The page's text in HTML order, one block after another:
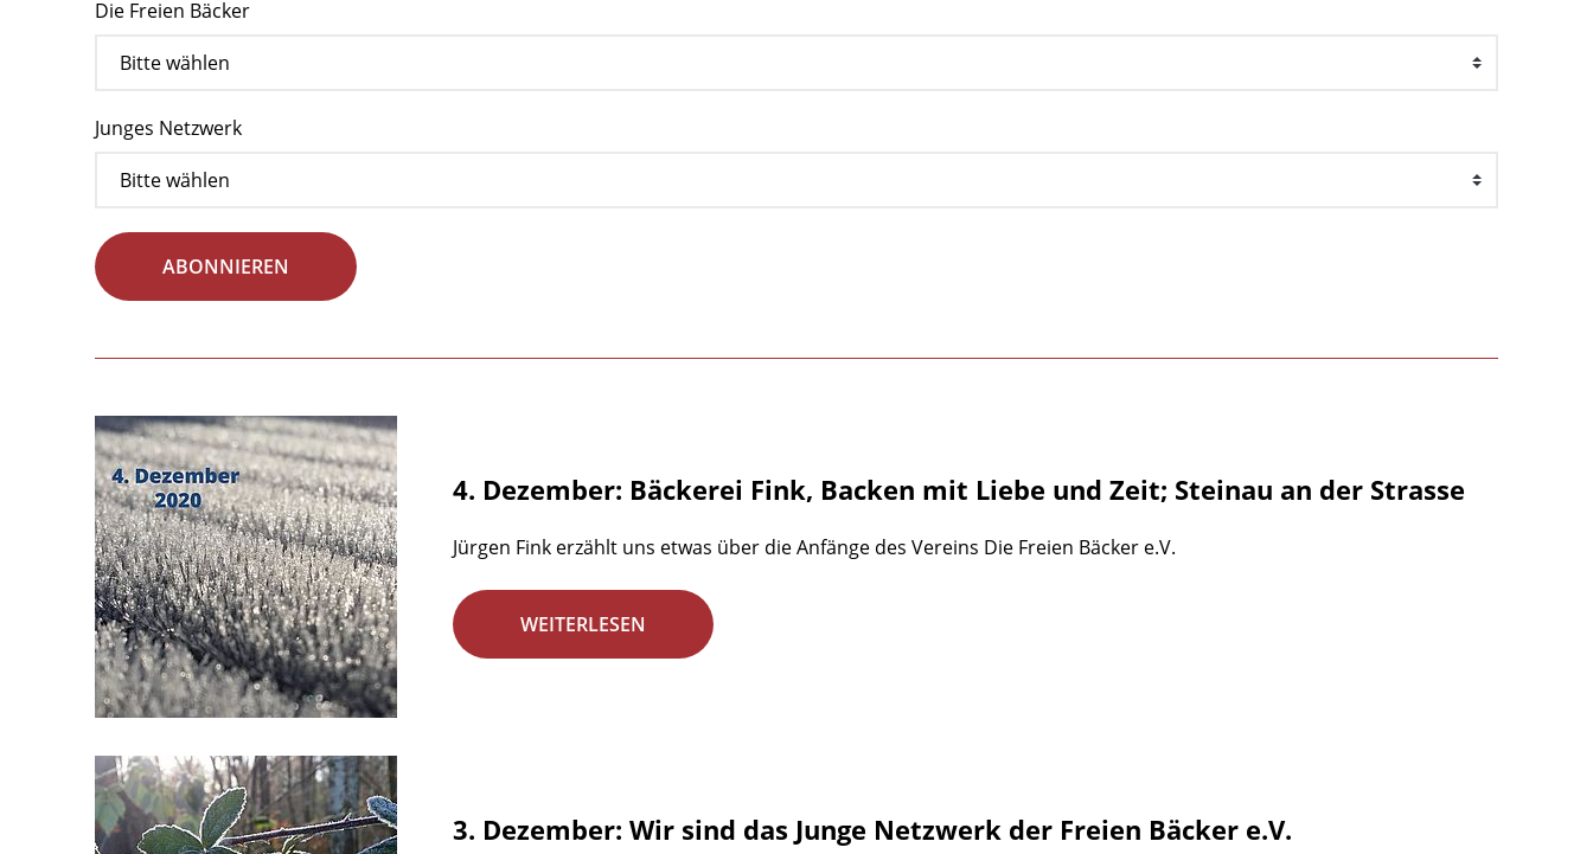
Die Freien Bäcker
Junges Netzwerk
ABONNIEREN
4. Dezember: Bäckerei Fink, Backen mit Liebe und Zeit; Steinau an der Strasse
Jürgen Fink erzählt uns etwas über die Anfänge des Vereins Die Freien Bäcker e.V.
WEITERLESEN
3. Dezember: Wir sind das Junge Netzwerk der Freien Bäcker e.V.